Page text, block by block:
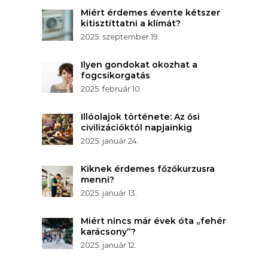
Miért érdemes évente kétszer
kitisztíttatni a klímát?
2025. szeptember 19.
Ilyen gondokat okozhat a
fogcsikorgatás
2025. február 10.
Illóolajok története: Az ősi
civilizációktól napjainkig
2025. január 24.
Kiknek érdemes főzőkurzusra
menni?
2025. január 13.
Miért nincs már évek óta „fehér
karácsony”?
2025. január 12.